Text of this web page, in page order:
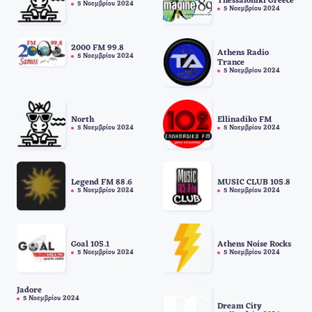
5 Νοεμβρίου 2024
5 Νοεμβρίου 2024
2000 FM 99.8
5 Νοεμβρίου 2024
Athens Radio
Trance
5 Νοεμβρίου 2024
North
5 Νοεμβρίου 2024
Ellinadiko FM
5 Νοεμβρίου 2024
Legend FM 88.6
5 Νοεμβρίου 2024
MUSIC CLUB 105.8
5 Νοεμβρίου 2024
Goal 105.1
5 Νοεμβρίου 2024
Athens Noise Rocks
5 Νοεμβρίου 2024
Jadore
5 Νοεμβρίου 2024
Dream City